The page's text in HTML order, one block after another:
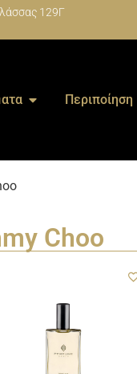
129Γ
Περιποίηση
Choo